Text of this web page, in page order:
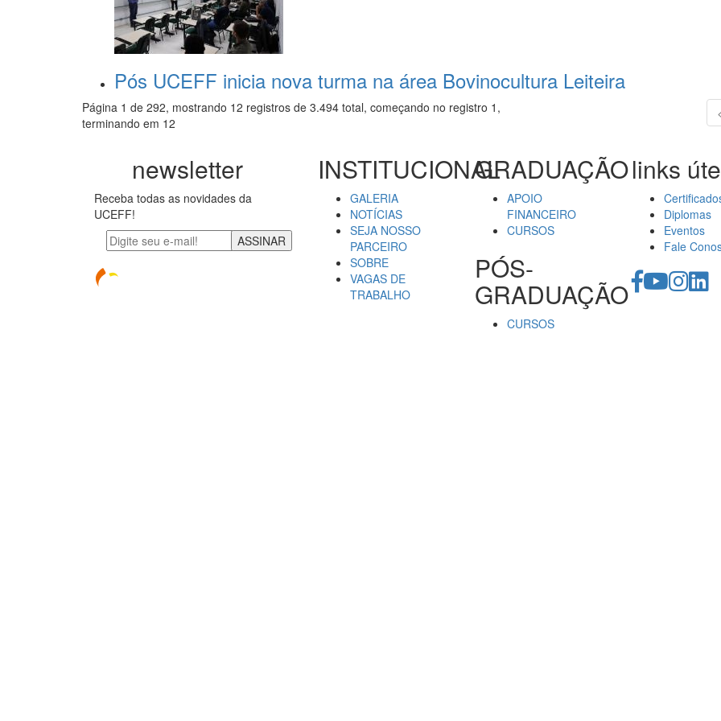
Pós UCEFF inicia nova turma na área Bovinocultura Leiteira
Página 1 de 292, mostrando 12 registros de 3.494 total, começando no registro 1,
terminando em 12
newsletter
Receba todas as novidades da
UCEFF!
ASSINAR
INSTITUCIONAL
GALERIA
NOTÍCIAS
SEJA NOSSO
PARCEIRO
SOBRE
VAGAS DE
TRABALHO
GRADUAÇÃO
APOIO
FINANCEIRO
CURSOS
PÓS-
GRADUAÇÃO
CURSOS
links
Diplomas
Eventos
Fale